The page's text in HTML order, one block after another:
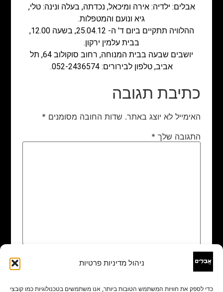
ניהול מדיניות פרטיות
כדי לספק את חוויות המשתמש הטובות ביותר, אנו משתמשים בטכנולוגיות כמו קובצי
אבלים: ילדיה: אירה ומיכאל, נכדתה, בעלה ונינה: טלי,
גיא ונועם והמטפלות.
ההלוויה תתקיים ביום ד' ה- 25.04.12, בשעה 12.00,
בבית עלמין ירקון.
יושבים שבעה בבית המנוחה, רחוב סוקולוב 64, תל
אביב, טלפון לבירורים: 052-2436574.
כתיבת תגובה
האימייל לא יוצג באתר. שדות החובה מסומנים *
התגובה שלך *
שם